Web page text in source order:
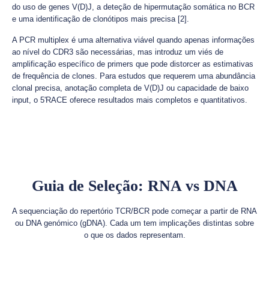
do uso de genes V(D)J, a deteção de hipermutação somática no BCR
e uma identificação de clonótipos mais precisa [2].
A PCR multiplex é uma alternativa viável quando apenas informações
ao nível do CDR3 são necessárias, mas introduz um viés de
amplificação específico de primers que pode distorcer as estimativas
de frequência de clones. Para estudos que requerem uma abundância
clonal precisa, anotação completa de V(D)J ou capacidade de baixo
input, o 5'RACE oferece resultados mais completos e quantitativos.
Guia de Seleção: RNA vs DNA
A sequenciação do repertório TCR/BCR pode começar a partir de RNA
ou DNA genómico (gDNA). Cada um tem implicações distintas sobre
o que os dados representam.